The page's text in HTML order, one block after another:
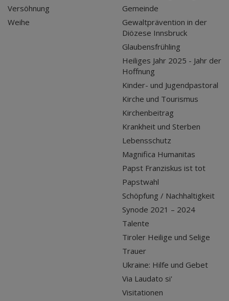
Versöhnung
Weihe
Gemeinde
Gewaltprävention in der
Diözese Innsbruck
Glaubensfrühling
Heiliges Jahr 2025 - Jahr der
Hoffnung
Kinder- und Jugendpastoral
Kirche und Tourismus
Kirchenbeitrag
Krankheit und Sterben
Lebensschutz
Magnifica Humanitas
Papst Franziskus ist tot
Papstwahl
Schöpfung / Nachhaltigkeit
Synode 2021 – 2024
Talente
Tiroler Heilige und Selige
Trauer
Ukraine: Hilfe und Gebet
Via Laudato si'
Visitationen